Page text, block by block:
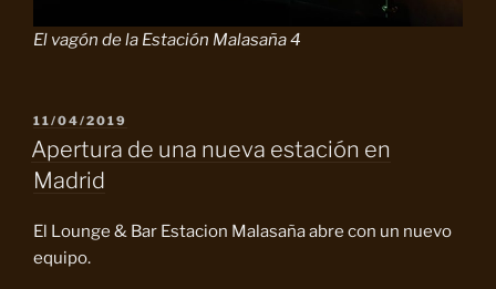
El vagón de la Estación Malasaña 4
PUBLICADO
EL
11/04/2019
Apertura de una nueva estación en
Madrid
El Lounge & Bar Estacion Malasaña abre con un nuevo
equipo.